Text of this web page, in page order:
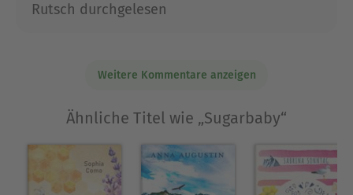
Rutsch durchgelesen
Weitere Kommentare anzeigen
Ähnliche Titel wie „Sugarbaby“